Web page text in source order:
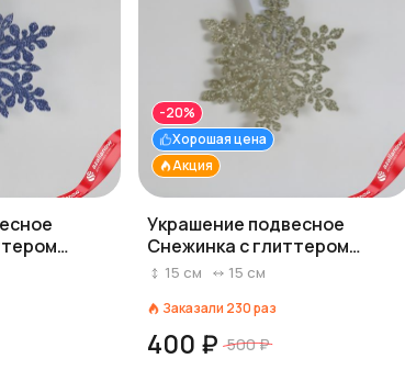
синий
Акция
Хорошая цена
-20%
Украшение подвесное
Снежинка с глиттером
(дерево), 15х15см, шампань
15 см 15 см
Заказали 230раз
400 ₽ 500 ₽